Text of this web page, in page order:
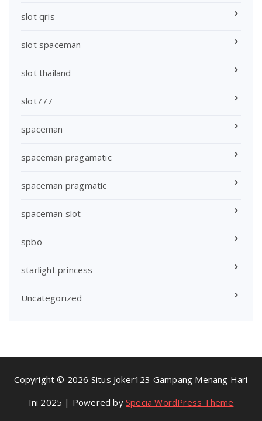
slot qris
slot spaceman
slot thailand
slot777
spaceman
spaceman pragamatic
spaceman pragmatic
spaceman slot
spbo
starlight princess
Uncategorized
Copyright © 2026 Situs Joker123 Gampang Menang Hari
Ini 2025 | Powered by Specia WordPress Theme